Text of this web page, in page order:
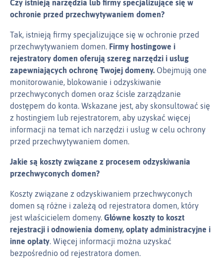
Czy istnieją narzędzia lub firmy specjalizujące się w
ochronie przed przechwytywaniem domen?
Tak, istnieją firmy specjalizujące się w ochronie przed
przechwytywaniem domen. Firmy hostingowe i
rejestratory domen oferują szereg narzędzi i usług
zapewniających ochronę Twojej domeny. Obejmują one
monitorowanie, blokowanie i odzyskiwanie
przechwyconych domen oraz ścisłe zarządzanie
dostępem do konta. Wskazane jest, aby skonsultować się
z hostingiem lub rejestratorem, aby uzyskać więcej
informacji na temat ich narzędzi i usług w celu ochrony
przed przechwytywaniem domen.
Jakie są koszty związane z procesem odzyskiwania
przechwyconych domen?
Koszty związane z odzyskiwaniem przechwyconych
domen są różne i zależą od rejestratora domen, który
jest właścicielem domeny. Główne koszty to koszt
rejestracji i odnowienia domeny, opłaty administracyjne i
inne opłaty. Więcej informacji można uzyskać
bezpośrednio od rejestratora domen.